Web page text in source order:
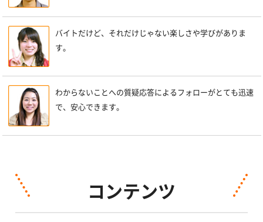
バイトだけど、それだけじゃない楽しさや学びがありま
す。
わからないことへの質疑応答によるフォローがとても迅速
で、安心できます。
コンテンツ